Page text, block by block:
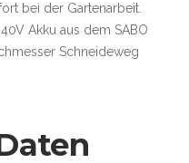
bei der Gartenarbeit.
Akku aus dem SABO
Schneideweg